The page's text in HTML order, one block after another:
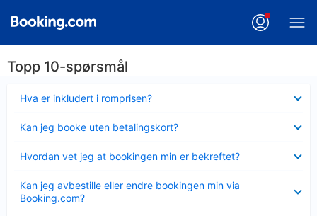
Topp 10-spørsmål
Hva er inkludert i romprisen?
mindre
Kan jeg booke uten betalingskort?
mindre
Hvordan vet jeg at bookingen min er bekreftet?
mindre
Kan jeg avbestille eller endre bookingen min via
Booking.com?
mindre